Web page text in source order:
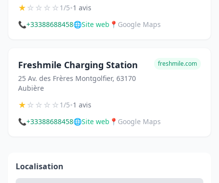
★☆☆☆☆1/5•1 avis
📞+33388688458🌐Site web 📍 Google Maps
Freshmile Charging Station
25 Av. des Frères Montgolfier, 63170
Aubière
freshmile.com
★☆☆☆☆1/5•1 avis
📞+33388688458🌐Site web 📍 Google Maps
Localisation